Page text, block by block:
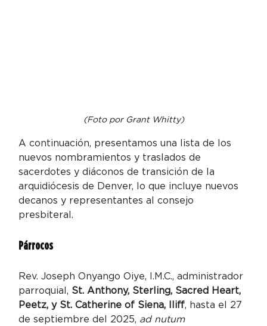
(Foto por Grant Whitty)
A continuación, presentamos una lista de los
nuevos nombramientos y traslados de
sacerdotes y diáconos de transición de la
arquidiócesis de Denver, lo que incluye nuevos
decanos y representantes al consejo
presbiteral.
Párrocos
Rev. Joseph Onyango Oiye, I.M.C., administrador
parroquial, St. Anthony, Sterling, Sacred Heart,
Peetz, y St. Catherine of Siena, Iliff, hasta el 27
de septiembre del 2025, ad nutum